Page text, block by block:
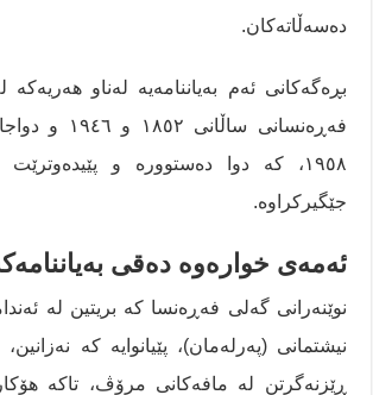
دەسەڵاتەکان.
بڕەگەکانی ئەم بەیاننامەیە لەناو
فەڕەنسانی
١٩٥٨، کە دوا دەستوورە و
جێگیرکراوە.
ئەمەی خوارەوە دەقی
نوێنەرانی گەلی فەڕەنسا کە بریتین لە
نیشتمانی (پەرلەمان)، پێیانوایە کە
ڕێزنەگرتن لە مافەکانی مرۆڤ، تاکە